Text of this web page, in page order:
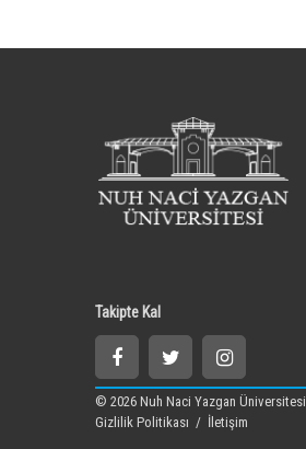
Takipte Kal
© 2026 Nuh Naci Yazgan Üniversitesi
Gizlilik Politikası / İletişim